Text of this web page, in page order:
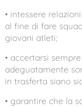
• intessere
al fine di fare
giovani atleti;
• accertarsi
adeguatamente
in trasferta siano
• garantire che la